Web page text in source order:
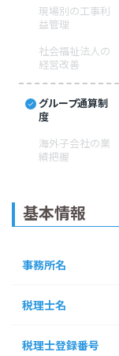
現場別の工事利
益管理
社会福祉法人の
経営改善
グループ通算制
度
海外子会社の業
績把握
基本情報
事務所名
税理士名
税理士登録番号